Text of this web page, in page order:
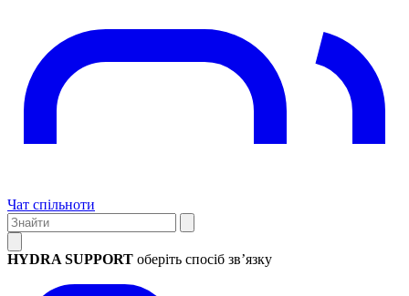
Чат спільноти
HYDRA SUPPORT оберіть спосіб зв’язку